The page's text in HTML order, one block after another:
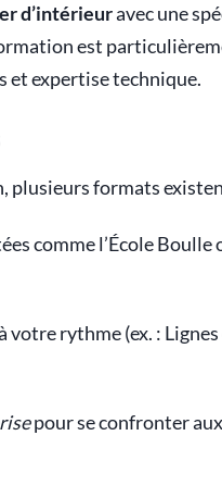
d’intérieuravec une
est
et expertise technique.
plusieurs formats
comme l’École Boulle
votre rythme (ex. :
pour se confronter